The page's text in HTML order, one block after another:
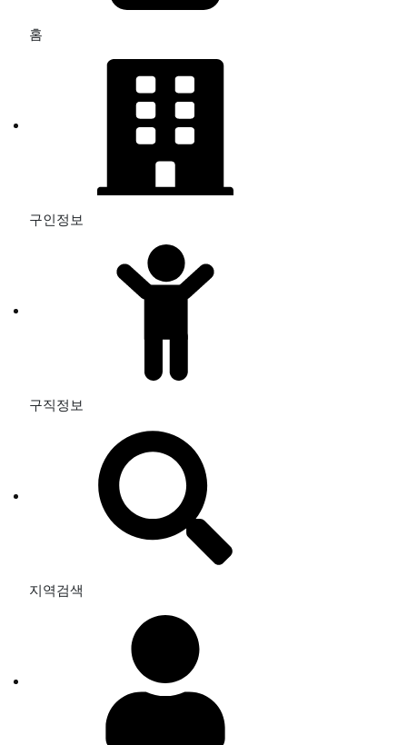
홈
구인정보
구직정보
지역검색